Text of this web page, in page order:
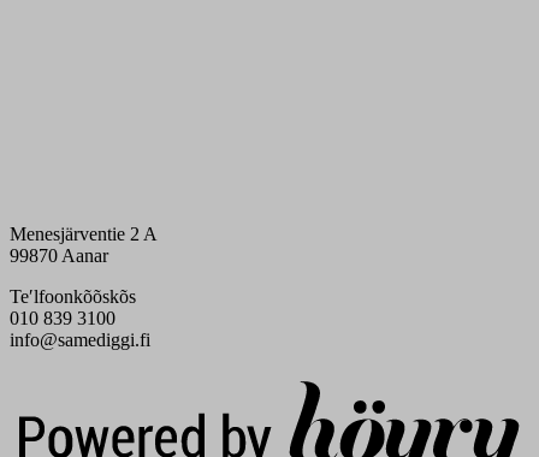
Menesjärventie 2 A
99870 Aanar
Teʹlfoonkõõskõs
010 839 3100
info@samediggi.fi